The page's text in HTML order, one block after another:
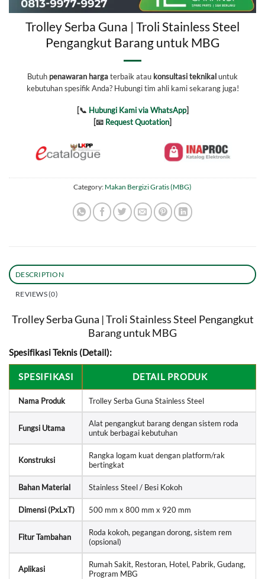
Trolley Serba Guna | Troli Stainless Steel
Pengangkut Barang untuk MBG
Butuh penawaran hargaterbaik atau konsultasi teknikaluntuk
kebutuhan spesifik Anda? Hubungi tim ahli kami sekarang juga!
[📞 Hubungi Kami via WhatsApp]
[📧 Request Quotation]
Category: Makan Bergizi Gratis (MBG)
DESCRIPTION
REVIEWS (0)
Trolley Serba Guna | Troli Stainless Steel Pengangkut
Barang untuk MBG
Spesifikasi Teknis (Detail):
SPESIFIKASI DETAIL PRODUK
Nama Produk Trolley Serba Guna Stainless Steel
Fungsi Utama
Alat pengangkut barang dengan sistem roda
untuk berbagai kebutuhan
Konstruksi
Rangka logam kuat dengan platform/rak
bertingkat
Bahan Material Stainless Steel / Besi Kokoh
Dimensi (PxLxT) 500 mm x 800 mm x 920 mm
Fitur Tambahan
Roda kokoh, pegangan dorong, sistem rem
(opsional)
Aplikasi
Rumah Sakit, Restoran, Hotel, Pabrik, Gudang,
Program MBG